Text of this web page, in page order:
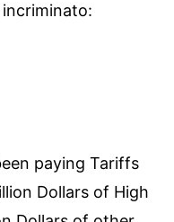
paying Tariffs
Dollars of High